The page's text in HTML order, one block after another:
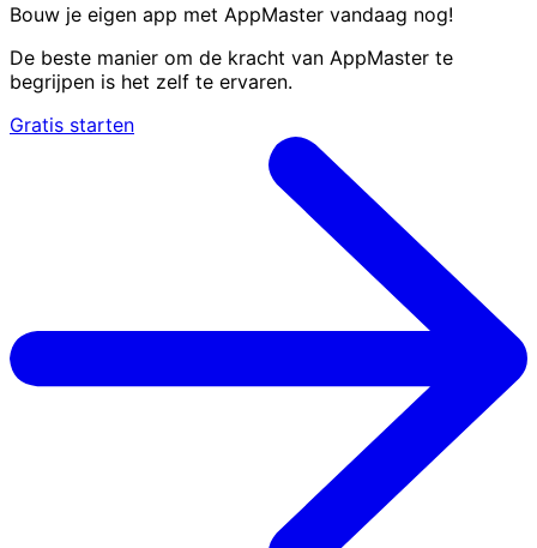
Bouw je eigen app met AppMaster vandaag nog!
De beste manier om de kracht van AppMaster te
begrijpen is het zelf te ervaren.
Gratis starten